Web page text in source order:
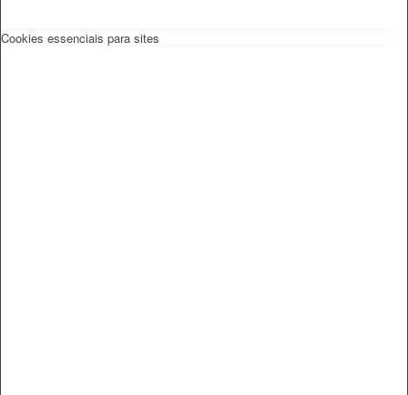
Cookies essenciais para sites